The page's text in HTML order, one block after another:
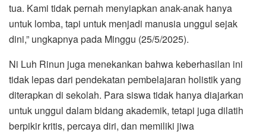
tua. Kami tidak pernah menyiapkan anak-anak hanya
untuk lomba, tapi untuk menjadi manusia unggul sejak
dini,” ungkapnya pada Minggu (25/5/2025).
Ni Luh Rinun juga menekankan bahwa keberhasilan ini
tidak lepas dari pendekatan pembelajaran holistik yang
diterapkan di sekolah. Para siswa tidak hanya diajarkan
untuk unggul dalam bidang akademik, tetapi juga dilatih
berpikir kritis, percaya diri, dan memiliki jiwa